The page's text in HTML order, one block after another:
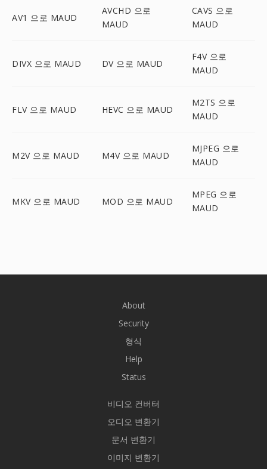
AV1 으로 MAUD
AVCHD 으로
MAUD
CAVS 으로
MAUD
DIVX 으로 MAUD DV 으로 MAUD
F4V 으로
MAUD
FLV 으로 MAUD HEVC 으로 MAUD
M2TS 으로
MAUD
M2V 으로 MAUD M4V 으로 MAUD
MJPEG 으로
MAUD
MKV 으로 MAUD MOD 으로 MAUD
MPEG 으로
MAUD
About
Security
형식
Help
Status
비디오 컨버터
오디오 변환기
문서 변환기
이미지 변환기